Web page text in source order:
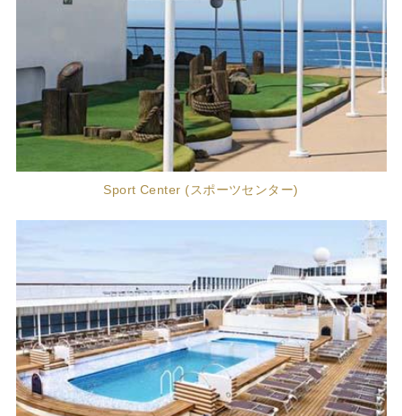
Sport Center (スポーツセンター)